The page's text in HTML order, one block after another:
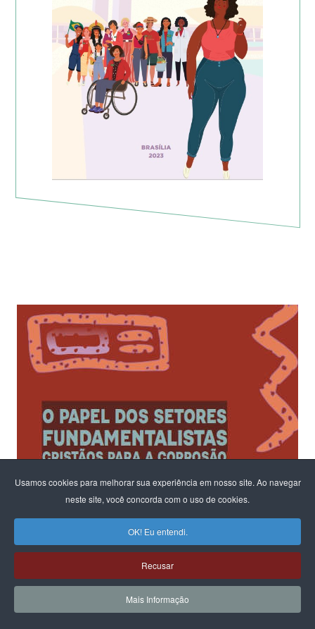
Usamos cookies para melhorar sua experiência em nosso site. Ao navegar
neste site, você concorda com o uso de cookies.
OK! Eu entendi.
Recusar
Mais Informação